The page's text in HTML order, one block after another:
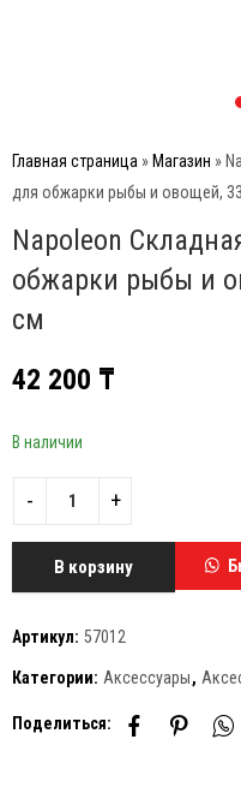
Главная страница » Магазин »
для обжарки рыбы и овощей,
Napoleon
обжарки рыбы и
см
42 200 ₸
В наличии
В корзину
Артикул: 57012
Категории: Аксессуары,
Поделиться: